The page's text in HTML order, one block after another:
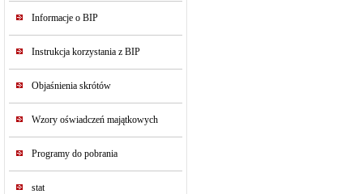
Informacje o BIP
Instrukcja korzystania z BIP
Objaśnienia skrótów
Wzory oświadczeń majątkowych
Programy do pobrania
stat